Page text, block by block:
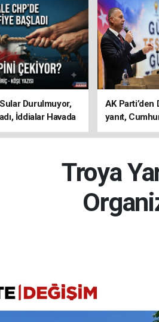
Durulmuyor,
İddialar Havada
AK Parti’den
yanıt,
ediyoruz
Troya